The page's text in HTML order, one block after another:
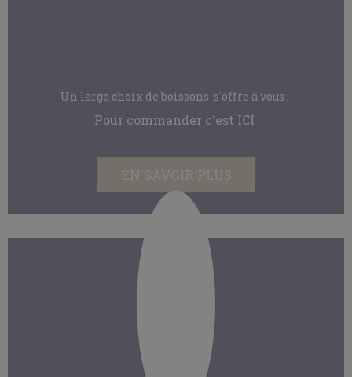
Un large choix de boissons s'offre à vous ,
Pour commander c'est ICI
EN SAVOIR PLUS